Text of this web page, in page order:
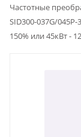
Частотные
SID300-037G/
150% или 45кВт -